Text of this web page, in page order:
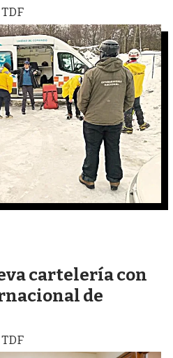
cartelería con
de